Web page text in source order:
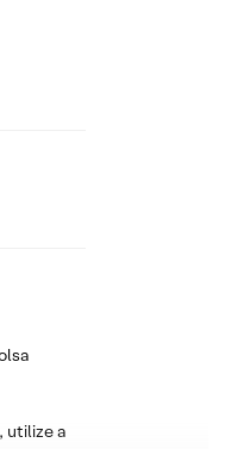
utilize a